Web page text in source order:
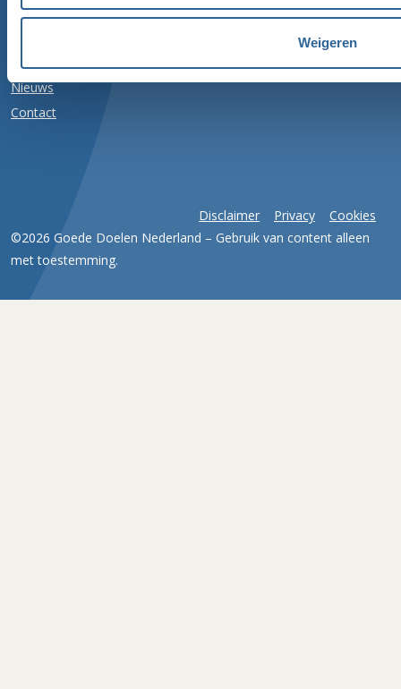
Weigeren
Nieuws
Contact
Disclaimer Privacy
Cookies
©2026 Goede Doelen Nederland – Gebruik van content alleen
met toestemming.